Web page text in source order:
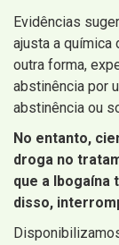
Evidências
ajusta a química
outra forma,
abstinência por
abstinência ou
No entanto,
droga no
que a
disso,